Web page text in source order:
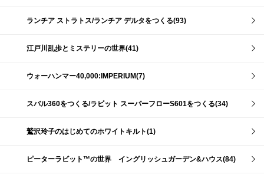
ランチア ストラトス/ランチア デルタをつくる(93)
江戸川乱歩とミステリーの世界(41)
ウォーハンマー40,000:IMPERIUM(7)
スバル360をつくる/ラビット スーパーフローS601をつくる(34)
鷲沢玲子のはじめてのホワイトキルト(1)
ピーターラビット™の世界 イングリッシュガーデン&ハウス(84)